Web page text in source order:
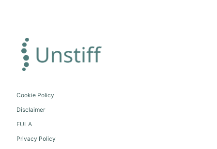
Cookie Policy
Disclaimer
EULA
Privacy Policy